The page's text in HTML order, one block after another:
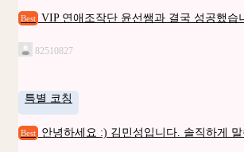
Best VIP 연애조작단 윤선쌤과 결국 성공했습
82510827
특별 코칭
Best 안녕하세요 :) 김민성입니다. 솔직하게